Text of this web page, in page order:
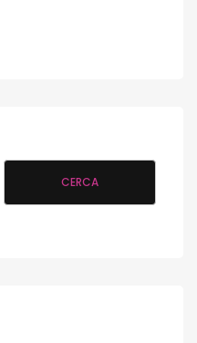
CERCA